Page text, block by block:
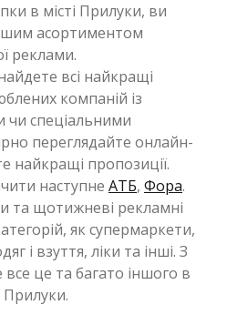
в місті Прилуки, ви
асортиментом
реклами.
всі найкращі
компаній із
чи спеціальними
переглядайте онлайн-
найкращі пропозиції.
наступне АТБ, Фора.
та щотижневі рекламні
як супермаркети,
і взуття, ліки та інші. З
все це та багато іншого в
Прилуки.